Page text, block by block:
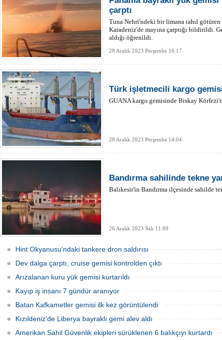
çarptı
Tuna Nehri'ndeki bir limana tahıl
Karadeniz'de mayına çarptığı bildirildi.
aldığı öğrenildi.
28 Aralık 2023 Perşembe 16:17
Türk işletmecili kargo
GUANA kargo gemisinde Biskay
28 Aralık 2023 Perşembe 14:04
Bandırma sahilinde tekne
Balıkesir'in Bandırma ilçesinde sahilde
26 Aralık 2023 Salı 11:09
Hint Okyanusu'ndaki tankere dron saldırısı
Dev dalga çarptı, cruise gemisi kontrolden çıktı
Arızalanan kuru yük gemisi kurtarıldı
Kayıp iş insanı 7 gündür aranıyor
Batan Kafkametler gemisi ilk kez görüntülendi
Kızıldeniz'de Liberya bayraklı gemi alev aldı
Amerikan Sahil Güvenlik ekipleri sürüklenen 6 balıkçıyı kurtardı